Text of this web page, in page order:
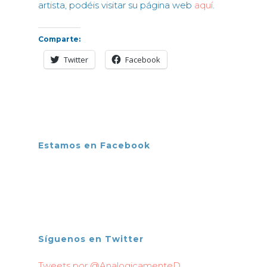
artista, podéis visitar su página web aquí.
Comparte:
Twitter Facebook
Estamos en Facebook
Síguenos en Twitter